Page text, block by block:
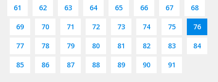
61 62 63 64 65 66 67 68
69 70 71 72 73 74 75 76
77 78 79 80 81 82 83 84
85 86 87 88 89 90 91